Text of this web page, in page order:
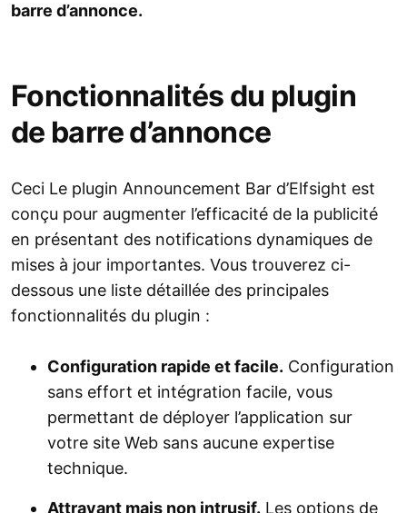
barre d’annonce.
Fonctionnalités du plugin
de barre d’annonce
Ceci Le plugin Announcement Bar d’Elfsight est
conçu pour augmenter l’efficacité de la publicité
en présentant des notifications dynamiques de
mises à jour importantes. Vous trouverez ci-
dessous une liste détaillée des principales
fonctionnalités du plugin :
Configuration rapide et facile. Configuration
sans effort et intégration facile, vous
permettant de déployer l’application sur
votre site Web sans aucune expertise
technique.
Attrayant mais non intrusif. Les options de